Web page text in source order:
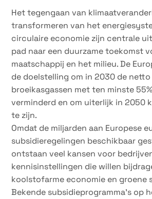
Het tegengaan van
transformeren van het
circulaire economie zijn centrale
pad naar een duurzame toekomst
maatschappij en het milieu. De
de doelstelling om in 2030 de
broeikasgassen met ten minste
verminderd en om uiterlijk in 2050
te zijn.
Omdat de miljarden aan Europese
subsidieregelingen beschikbaar
ontstaan veel kansen voor
kennisinstellingen die willen
koolstofarme economie en groene
Bekende subsidieprogramma’s op